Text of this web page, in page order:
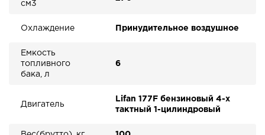
см3
Охлаждение Принудительное воздушное
Емкость
топливного
бака, л
6
Двигатель
Lifan 177F бензиновый 4-х
тактный 1-цилиндровый